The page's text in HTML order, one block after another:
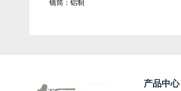
镜筒：铝制
产品中心